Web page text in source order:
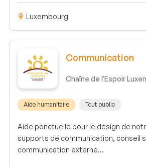
Luxembourg
Communication
Chaîne de l'Espoir
Aide humanitaire Tout public
Aide ponctuelle pour le design de
supports de communication, conseil
communication externe...